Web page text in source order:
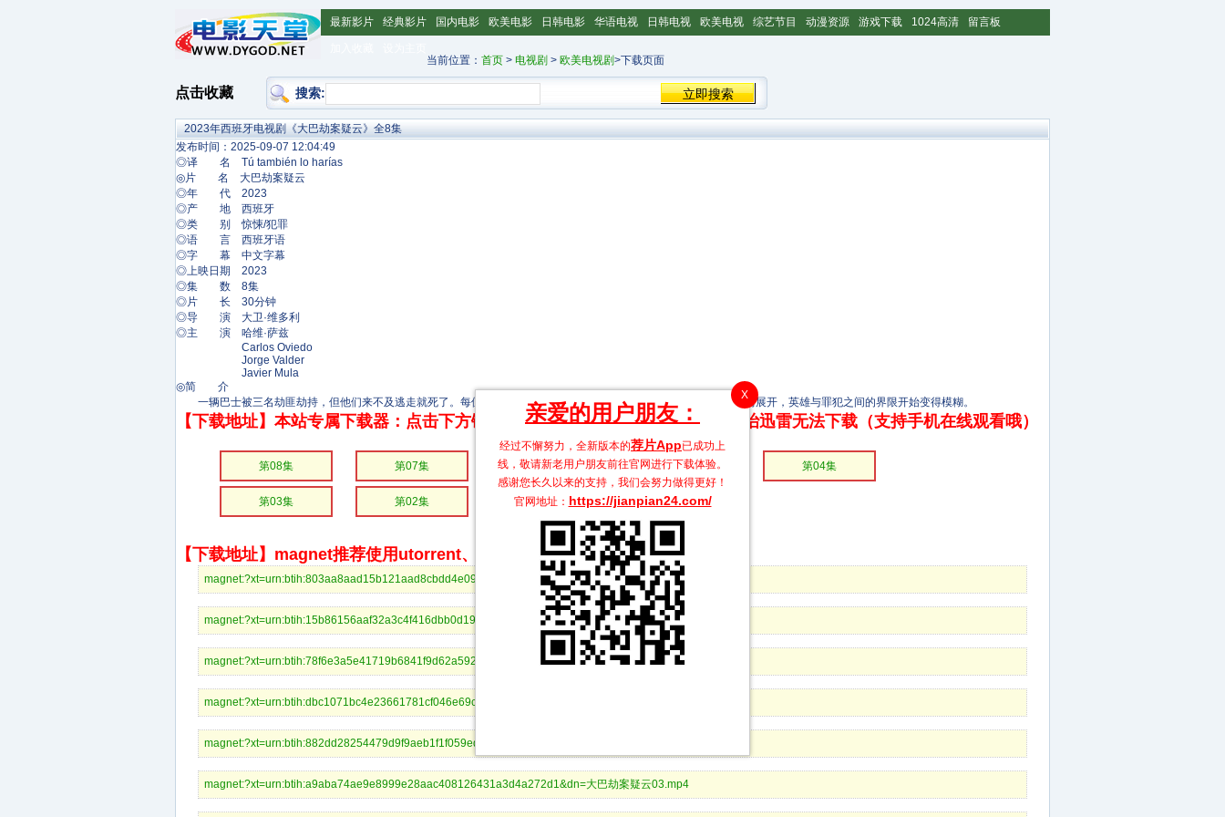
最新影片 经典影片 国内电影 欧美电影 日韩电影 华语电视 日韩电视 欧美电视 综艺节目 动漫资源 游戏下载 1024高清 留言板
当前位置： 首页 > 电视剧 > 欧美电视剧>下载页面
点击收藏 搜索:
X
亲爱的用户朋友：
经过不懈努力，全新版本的荐片App已成功上
线，敬请新老用户朋友前往官网进行下载体验。
感谢您长久以来的支持，我们会努力做得更好！
官网地址： https://jianpian24.com/
2023年西班牙电视剧《大巴劫案疑云》全8集
发布时间：2025-09-07 12:04:49
◎译 名 Tú también lo harías
◎片 名 大巴劫案疑云
◎年 代 2023
◎产 地 西班牙
◎类 别 惊悚/犯罪
◎语 言 西班牙语
◎字 幕 中文字幕
◎上映日期 2023
◎集 数 8集
◎片 长 30分钟
◎导 演 大卫·维多利
◎主 演 哈维·萨兹
Carlos Oviedo
Jorge Valder
Javier Mula
◎简 介
一辆巴士被三名劫匪劫持，但他们来不及逃走就死了。每位乘客的说法都一致，是一个兜帽男拯救了大家。随着案情展开，英雄与罪犯之间的界限开始变得模糊。
【下载地址】本站专属下载器：点击下方链接 即可享受高速下载和在线播放 专治迅雷无法下载（支持手机在线观看哦）
第08集 第07集 第06集 第05集 第04集
第03集 第02集 第01集
【下载地址】magnet推荐使用utorrent、BitComet等bt客户端下载
magnet:?xt=urn:btih:803aa8aad15b121aad8cbdd4e09febfbf4d032d5&dn=大巴劫案疑云08.mp4
magnet:?xt=urn:btih:15b86156aaf32a3c4f416dbb0d1941463032ffe3&dn=大巴劫案疑云07.mp4
magnet:?xt=urn:btih:78f6e3a5e41719b6841f9d62a5921f8440ddefd2&dn=大巴劫案疑云06.mp4
magnet:?xt=urn:btih:dbc1071bc4e23661781cf046e69c026fd1ab0129&dn=大巴劫案疑云05.mp4
magnet:?xt=urn:btih:882dd28254479d9f9aeb1f1f059ed4e25ba9bd67&dn=大巴劫案疑云04.mp4
magnet:?xt=urn:btih:a9aba74ae9e8999e28aac408126431a3d4a272d1&dn=大巴劫案疑云03.mp4